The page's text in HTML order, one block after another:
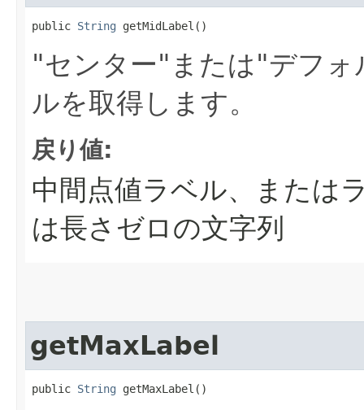
public String getMidLabel()
"センター"または"デフ
ルを取得します。
戻り値:
中間点値ラベル、または
は長さゼロの文字列
getMaxLabel
public String getMaxLabel()